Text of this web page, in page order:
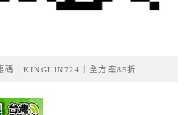
碼｜KINGLIN724｜全方案85折